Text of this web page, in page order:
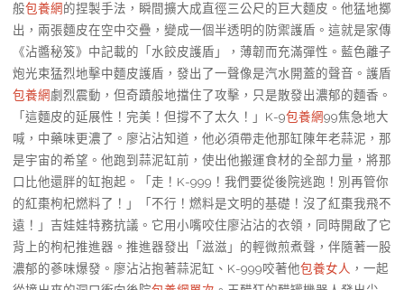
般包養網的捏製手法，瞬間擴大成直徑三公尺的巨大麵皮。他猛地擲
出，兩張麵皮在空中交疊，變成一個半透明的防禦護盾。這就是家傳
《沾醬秘笈》中記載的「水餃皮護盾」，薄韌而充滿彈性。藍色離子
炮光束猛烈地擊中麵皮護盾，發出了一聲像是汽水開蓋的聲音。護盾
包養網劇烈震動，但奇蹟般地擋住了攻擊，只是散發出濃郁的麵香。
「這麵皮的延展性！完美！但撐不了太久！」K-9包養網99焦急地大
喊，中藥味更濃了。廖沾沾知道，他必須帶走他那缸陳年老蒜泥，那
是宇宙的希望。他跑到蒜泥缸前，使出他搬運食材的全部力量，將那
口比他還胖的缸抱起。「走！K-999！我們要從後院逃跑！別再管你
的紅棗枸杞燃料了！」「不行！燃料是文明的基礎！沒了紅棗我飛不
遠！」吉娃娃特務抗議。它用小嘴咬住廖沾沾的衣領，同時開啟了它
背上的枸杞推進器。推進器發出「滋滋」的輕微煎煮聲，伴隨著一股
濃郁的蔘味爆發。廖沾沾抱著蒜泥缸、K-999咬著他包養女人 ，一起